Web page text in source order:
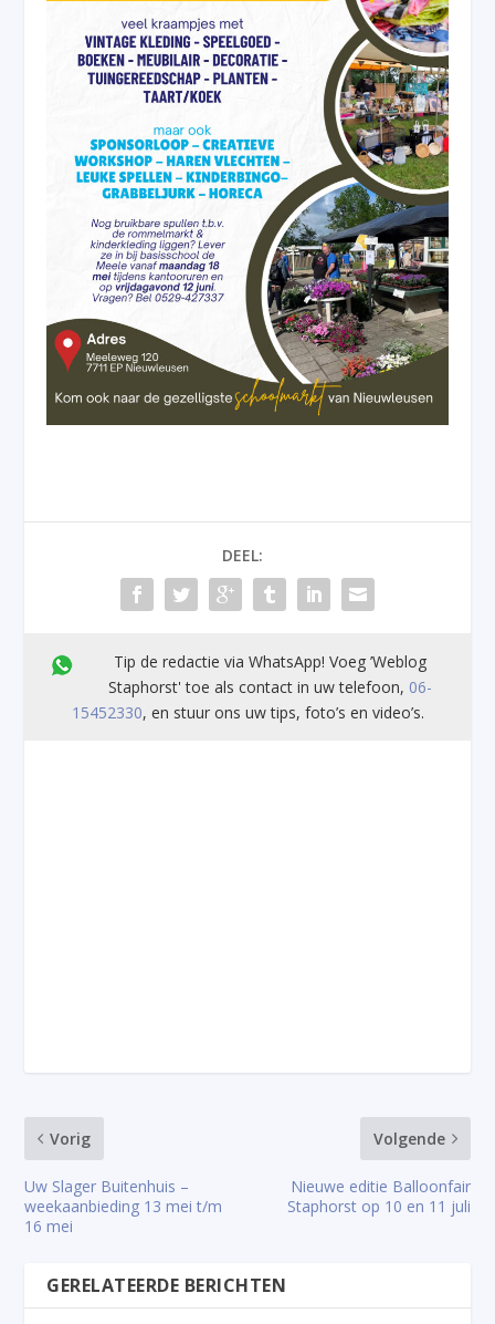
DEEL:
Tip de redactie via WhatsApp! Voeg ’Weblog
Staphorst' toe als contact in uw telefoon, 06-
15452330, en stuur ons uw tips, foto’s en video’s.
Vorig
Uw Slager Buitenhuis –
weekaanbieding 13 mei t/m
16 mei
Volgende
Nieuwe editie Balloonfair
Staphorst op 10 en 11 juli
GERELATEERDE BERICHTEN